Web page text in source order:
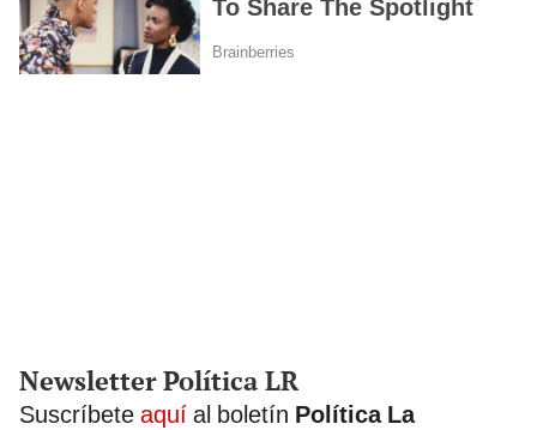
Newsletter Política LR
Suscríbete aquí al boletín Política La